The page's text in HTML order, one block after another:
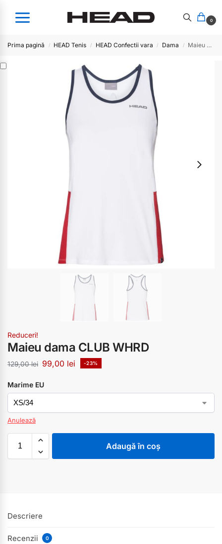
0
Prima pagină / HEAD Tenis / HEAD Confectii vara / Dama / Maieu dama CLUB WHRD
Reduceri!
Maieu dama CLUB WHRD
129,00lei 99,00 lei -23%
Marime EU
Anulează
Adaugă în coș
Descriere
Recenzii 0